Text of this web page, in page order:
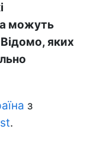
можуть
яких
з
.